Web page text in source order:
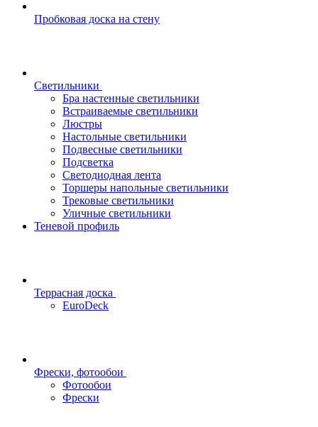
Пробковая доска на стену
Светильники
Бра настенные светильники
Встраиваемые светильники
Люстры
Настольные светильники
Подвесные светильники
Подсветка
Светодиодная лента
Торшеры напольные светильники
Трековые светильники
Уличные светильники
Теневой профиль
Террасная доска
EuroDeck
Фрески, фотообои
Фотообои
Фрески